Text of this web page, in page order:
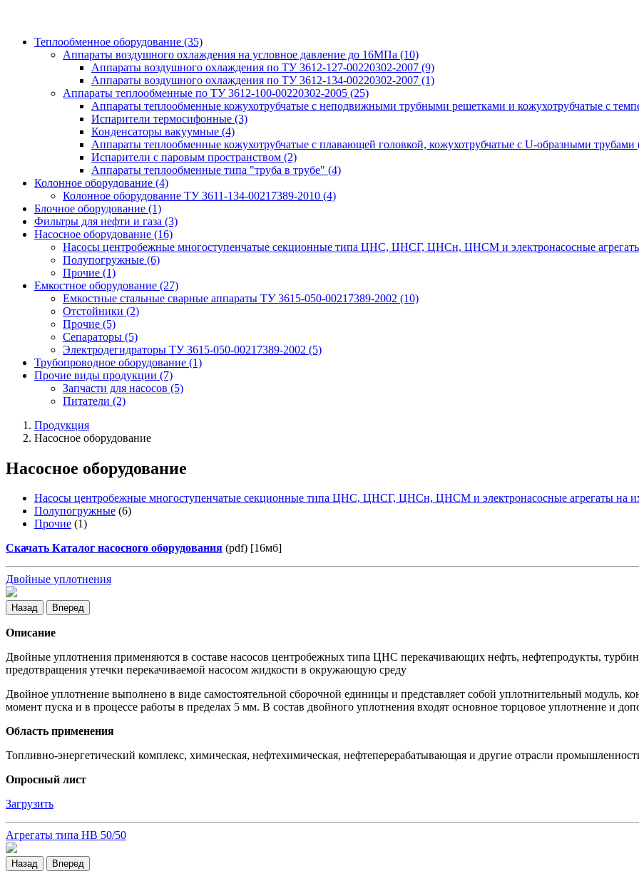
Теплообменное оборудование (35)
Аппараты воздушного охлаждения на условное давление до 16МПа (10)
Аппараты воздушного охлаждения по ТУ 3612-127-00220302-2007 (9)
Аппараты воздушного охлаждения по ТУ 3612-134-00220302-2007 (1)
Аппараты теплообменные по ТУ 3612-100-00220302-2005 (25)
Аппараты теплообменные кожухотрубчатые с неподвижными трубными решетками и кожухотрубчатые с
Испарители термосифонные (3)
Конденсаторы вакуумные (4)
Аппараты теплообменные кожухотрубчатые с плавающей головкой, кожухотрубчатые с U-образными трубами
Испарители с паровым пространством (2)
Аппараты теплообменные типа "труба в трубе" (4)
Колонное оборудование (4)
Колонное оборудование ТУ 3611-134-00217389-2010 (4)
Блочное оборудование (1)
Фильтры для нефти и газа (3)
Насосное оборудование (16)
Насосы центробежные многоступенчатые секционные типа ЦНС, ЦНСГ, ЦНСн, ЦНСМ и электронасосные
Полупогружные (6)
Прочие (1)
Емкостное оборудование (27)
Емкостные стальные сварные аппараты ТУ 3615-050-00217389-2002 (10)
Отстойники (2)
Прочие (5)
Сепараторы (5)
Электродегидраторы ТУ 3615-050-00217389-2002 (5)
Трубопроводное оборудование (1)
Прочие виды продукции (7)
Запчасти для насосов (5)
Питатели (2)
Продукция
Насосное оборудование
Насосное оборудование
Насосы центробежные многоступенчатые секционные типа ЦНС, ЦНСГ, ЦНСн, ЦНСМ и электронасосные агрегаты на
Полупогружные (6)
Прочие (1)
Скачать Каталог насосного оборудования (pdf) [16мб]
Двойные уплотнения
Назад Вперед
Описание
Двойные уплотнения применяются в составе насосов центробежных типа ЦНС перекачивающих нефть, нефтепродукты,
предотвращения утечки перекачиваемой насосом жидкости в окружающую среду
Двойное уплотнение выполнено в виде самостоятельной сборочной единицы и представляет собой уплотнительный модуль,
момент пуска и в процессе работы в пределах 5 мм. В состав двойного уплотнения входят основное торцовое уплотнение и
Область применения
Топливно-энергетический комплекс, химическая, нефтехимическая, нефтеперерабатывающая и другие отрасли
Опросный лист
Загрузить
Агрегаты типа НВ 50/50
Назад Вперед